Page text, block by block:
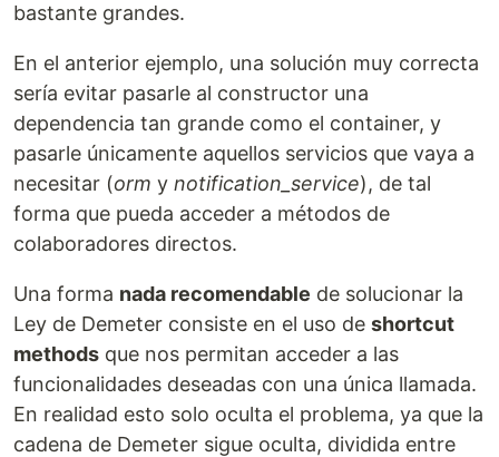
bastante grandes.
En el anterior ejemplo, una solución muy correcta
sería evitar pasarle al constructor una
dependencia tan grande como el container, y
pasarle únicamente aquellos servicios que vaya a
necesitar (orm y notification_service), de tal
forma que pueda acceder a métodos de
colaboradores directos.
Una forma nada recomendable de solucionar la
Ley de Demeter consiste en el uso de shortcut
methods que nos permitan acceder a las
funcionalidades deseadas con una única llamada.
En realidad esto solo oculta el problema, ya que la
cadena de Demeter sigue oculta, dividida entre